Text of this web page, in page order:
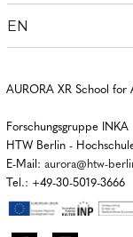
EN
AURORA XR School for
Forschungsgruppe INKA
HTW Berlin -
E-Mail: aurora@htw-
Tel.: +49-30-5019-3666